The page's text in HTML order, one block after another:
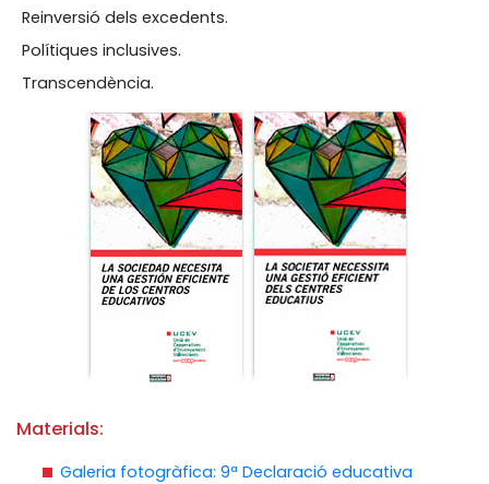
Reinversió dels excedents.
Polítiques inclusives.
Transcendència.
Materials:
Galeria fotogràfica: 9ª Declaració educativa